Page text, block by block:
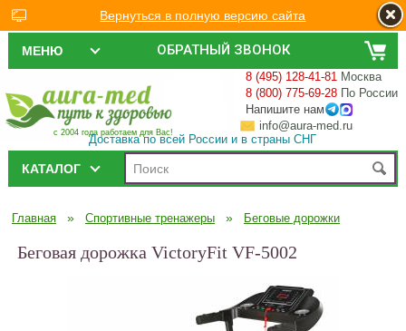
ОБРАТНЫЙ ЗВОНОК
МЕНЮ
с 2004 года работаем для Вас!
8 (495) 128-41-81 Москва
8 (800) 775-69-28 По России
Напишите нам
info@aura-med.ru
Доставка по всей России и в страны СНГ
КАТАЛОГ
Главная » Спортивные тренажеры » Беговые дорожки
Беговая дорожка VictoryFit VF-5002
Вернуться в полную версию сайта